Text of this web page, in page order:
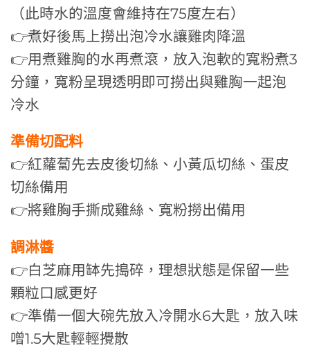
（此時水的溫度會維持在75度左右）
👉煮好後馬上撈出泡冷水讓雞肉降溫
👉用煮雞胸的水再煮滾，放入泡軟的寬粉煮3
分鐘，寬粉呈現透明即可撈出與雞胸一起泡
冷水
準備切配料
👉紅蘿蔔先去皮後切絲、小黃瓜切絲、蛋皮
切絲備用
👉將雞胸手撕成雞絲、寬粉撈出備用
調淋醬
👉白芝麻用缽先搗碎，理想狀態是保留一些
顆粒口感更好
👉準備一個大碗先放入冷開水6大匙，放入味
噌1.5大匙輕輕攪散